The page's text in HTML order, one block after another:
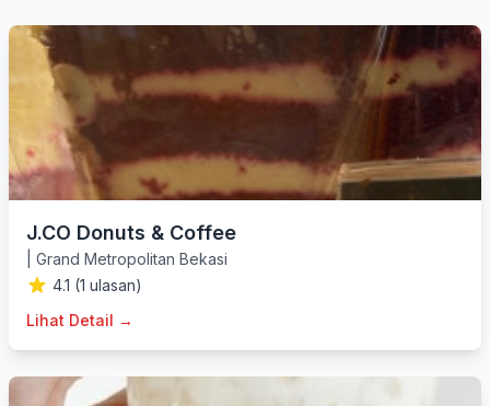
J.CO Donuts & Coffee
Grand Metropolitan Bekasi
4.1 (1 ulasan)
Lihat Detail →